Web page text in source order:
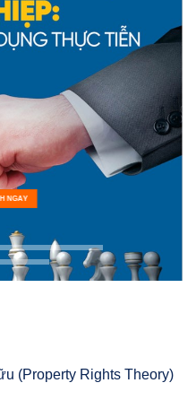
NGAY
(Property Rights Theory)